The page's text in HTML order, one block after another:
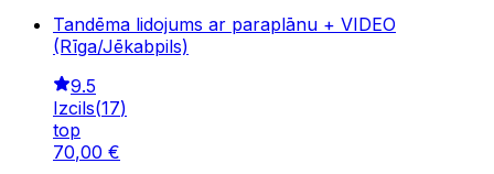
Tandēma lidojums ar paraplānu + VIDEO
(Rīga/Jēkabpils)
9.5
Izcils(17)
top
70,00 €